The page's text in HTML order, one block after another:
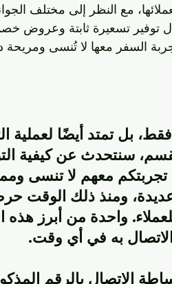
مع النظر إلى مختلف
توفير تسعيرة ثابتة وعروض
السفر معها لا تُنسى ومريحة
بل تمتد أيضًا لعملية
سنتحدث عن كيفية
معهم لا تنسى
ومنذ ذلك الوقت
واحدة من أبرز هذه
به في أي وقت.
الاتصال بالرقم